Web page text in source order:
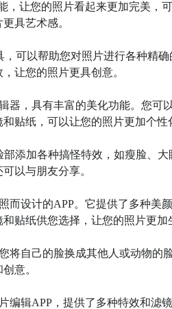
，让您的照片看起来更加完美，
具艺术感。
可以帮助您对照片进行各种精
让您的照片更具创意。
器，具有丰富的美化功能。您可
贴纸，可以让您的照片更加个性
部添加各种搞怪特效，如瘦脸、
以与朋友分享。
而设计的APP。它提供了多种美
贴纸供您选择，让您的照片更加
将自己的脸换成其他人或动物
意。
编辑APP，提供了多种特效和滤